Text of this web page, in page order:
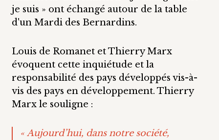
je suis » ont échangé autour de la table
d'un Mardi des Bernardins.
Louis de Romanet et Thierry Marx
évoquent cette inquiétude et la
responsabilité des pays développés vis-à-
vis des pays en développement. Thierry
Marx le souligne :
« Aujourd’hui, dans notre société,